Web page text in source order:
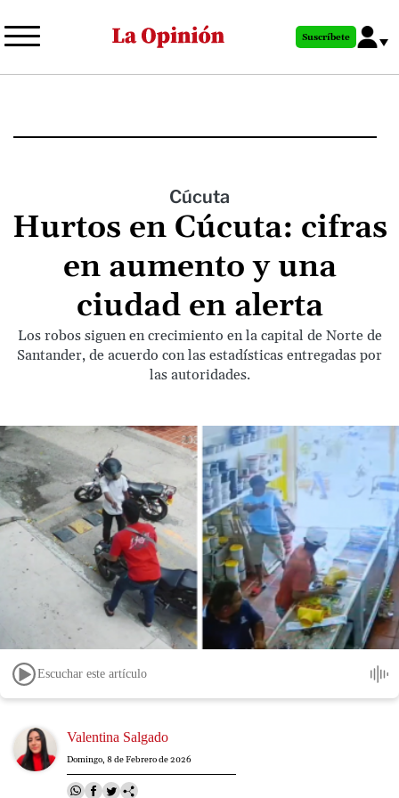
al
principal
Suscríbete
Cúcuta
Hurtos en Cúcuta: cifras
en aumento y una
ciudad en alerta
Los robos siguen en crecimiento en la capital de Norte de
Santander, de acuerdo con las estadísticas entregadas por
las autoridades.
Escuchar este artículo
Image Valentina Salgado
Domingo, 8 de Febrero de 2026